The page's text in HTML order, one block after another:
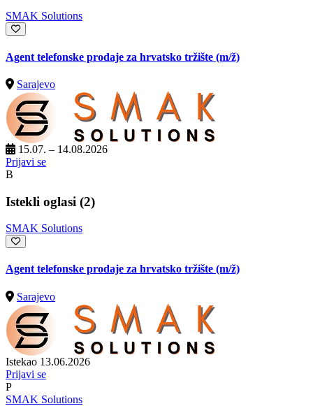
SMAK Solutions
Agent telefonske prodaje za hrvatsko tržište (m/ž)
Sarajevo
15.07. – 14.08.2026
Prijavi se
B
Istekli oglasi (2)
SMAK Solutions
Agent telefonske prodaje za hrvatsko tržište (m/ž)
Sarajevo
Istekao 13.06.2026
Prijavi se
P
SMAK Solutions